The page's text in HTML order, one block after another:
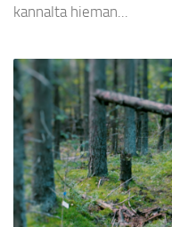
kannalta hieman...